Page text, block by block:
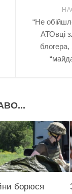
“Не
АТОвці
блогера,
борюся